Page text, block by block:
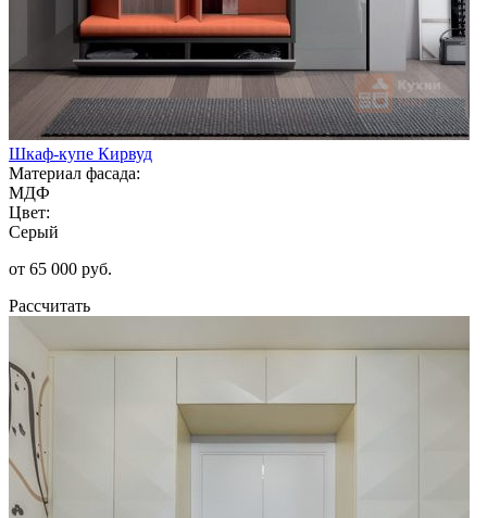
Шкаф-купе Кирвуд
Материал фасада:
МДФ
Цвет:
Серый
от 65 000 руб.
Рассчитать